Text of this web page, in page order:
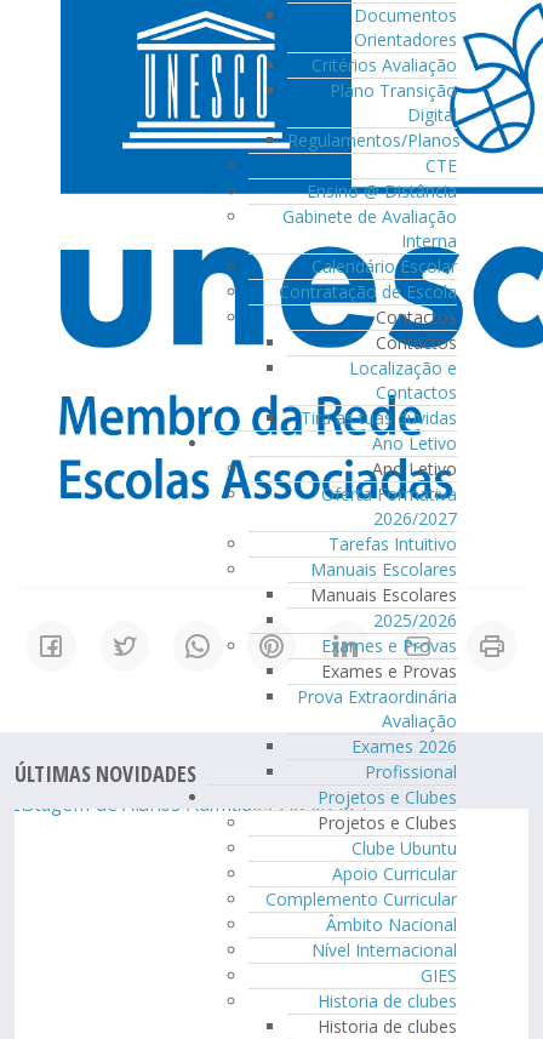
Documentos
Orientadores
Critérios Avaliação
Plano Transição
Digital
Regulamentos/Planos
CTE
Ensino @ Distância
Gabinete de Avaliação
Interna
Calendário Escolar
Contratação de Escola
Contactos
Contactos
Localização e
Contactos
Tira as tuas dúvidas
Ano Letivo
Ano Letivo
Oferta Formativa
2026/2027
Tarefas Intuitivo
Manuais Escolares
Manuais Escolares
2025/2026
Exames e Provas
Exames e Provas
Prova Extraordinária
Avaliação
Exames 2026
Profissional
Projetos e Clubes
Projetos e Clubes
Clube Ubuntu
Apoio Curricular
Complemento Curricular
Âmbito Nacional
Nível Internacional
GIES
Historia de clubes
Historia de clubes
ÚLTIMAS NOVIDADES